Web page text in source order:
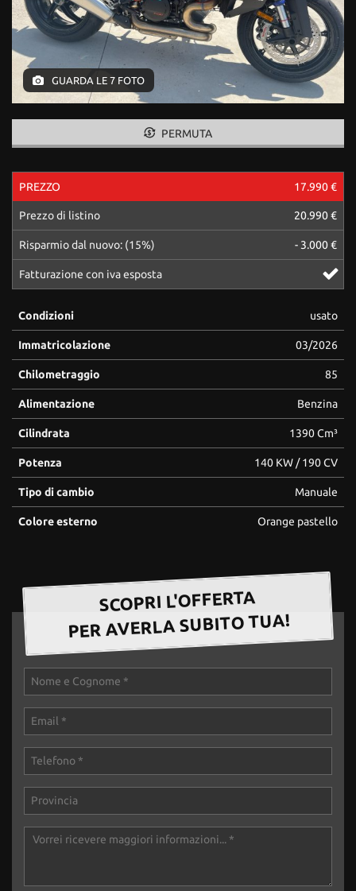
GUARDA LE 7 FOTO
PERMUTA
PREZZO 17.990 €
Prezzo di listino 20.990 €
Risparmio dal nuovo: (15%) - 3.000 €
Fatturazione con iva esposta
Condizioni usato
Immatricolazione 03/2026
Chilometraggio 85
Alimentazione Benzina
Cilindrata 1390 Cm³
Potenza 140 KW / 190 CV
Tipo di cambio Manuale
Colore esterno Orange pastello
SCOPRI L'OFFERTA
PER AVERLA SUBITO TUA!
tracciamento
che
adottiamo
per
offrire
le
funzionalità
e
le
di
descritte.
Per
ottenere
maggiori
informazioni
sull'utilità
sul
funzionamento
questi
strumenti
di
tracciamento
si
rimanda
alla
policy.
Puoi
rivedere
tue
scelte
in
qualsiasi
momento.
Cookie delle preferenze